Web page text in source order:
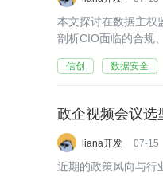
本文探讨在数据主权
剖析CIO面临的合规
信创 数据安全
政企视频会议选
liana开发 07-15
近期的政策风向与行